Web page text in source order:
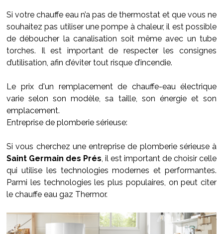
Si votre chauffe eau n’a pas de thermostat et que vous ne
souhaitez pas utiliser une pompe à chaleur, il est possible
de déboucher la canalisation soit même avec un tube
torches. Il est important de respecter les consignes
d’utilisation, afin d’éviter tout risque d’incendie.
Le prix d'un remplacement de chauffe-eau électrique
varie selon son modèle, sa taille, son énergie et son
emplacement.
Entreprise de plomberie sérieuse:
Si vous cherchez une entreprise de plomberie sérieuse à
Saint Germain des Prés, il est important de choisir celle
qui utilise les technologies modernes et performantes.
Parmi les technologies les plus populaires, on peut citer
le chauffe eau gaz Thermor.